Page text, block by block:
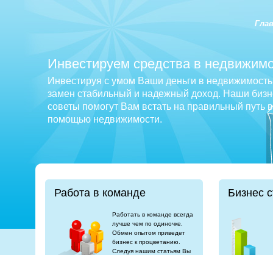
Инвестируем средства в
Инвестируя с умом Ваши деньги в
замен стабильный и надежный доход. Наши
советы помогут Вам встать на правильный путь
помощью недвижимости.
Работа в команде
Работать в команде всегда
лучше чем по одиночке.
Обмен опытом приведет
бизнес к процветанию.
Следуя нашим статьям Вы
Бизнес